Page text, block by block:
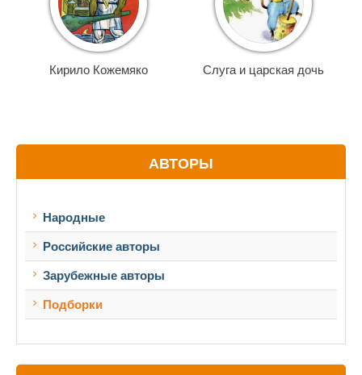
Кирило Кожемяко Слуга и царская дочь
АВТОРЫ
Народные
Российские авторы
Зарубежные авторы
Подборки